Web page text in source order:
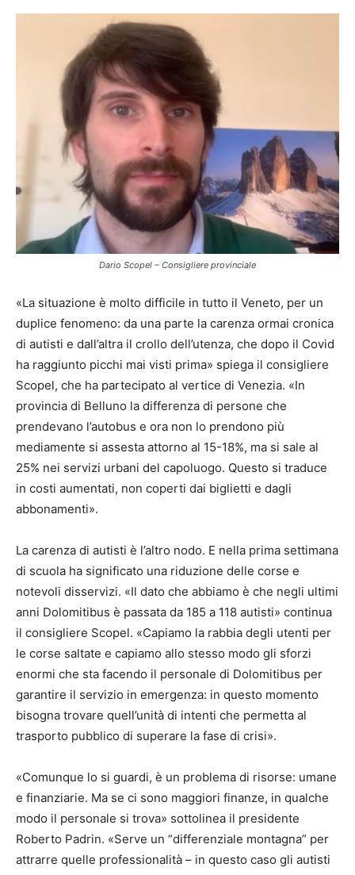
Dario Scopel – Consigliere provinciale
«La situazione è molto difficile in tutto il Veneto, per un
duplice fenomeno: da una parte la carenza ormai cronica
di autisti e dall’altra il crollo dell’utenza, che dopo il Covid
ha raggiunto picchi mai visti prima» spiega il consigliere
Scopel, che ha partecipato al vertice di Venezia. «In
provincia di Belluno la differenza di persone che
prendevano l’autobus e ora non lo prendono più
mediamente si assesta attorno al 15-18%, ma si sale al
25% nei servizi urbani del capoluogo. Questo si traduce
in costi aumentati, non coperti dai biglietti e dagli
abbonamenti».
La carenza di autisti è l’altro nodo. E nella prima settimana
di scuola ha significato una riduzione delle corse e
notevoli disservizi. «Il dato che abbiamo è che negli ultimi
anni Dolomitibus è passata da 185 a 118 autisti» continua
il consigliere Scopel. «Capiamo la rabbia degli utenti per
le corse saltate e capiamo allo stesso modo gli sforzi
enormi che sta facendo il personale di Dolomitibus per
garantire il servizio in emergenza: in questo momento
bisogna trovare quell’unità di intenti che permetta al
trasporto pubblico di superare la fase di crisi».
«Comunque lo si guardi, è un problema di risorse: umane
e finanziarie. Ma se ci sono maggiori finanze, in qualche
modo il personale si trova» sottolinea il presidente
Roberto Padrin. «Serve un “differenziale montagna” per
attrarre quelle professionalità – in questo caso gli autisti